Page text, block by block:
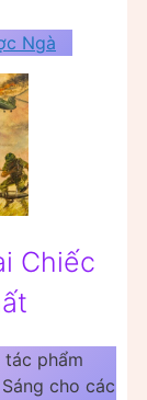
Ngà
Chiếc
phẩm
cho các